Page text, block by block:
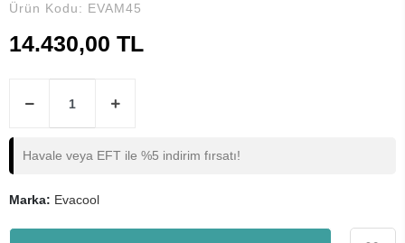
Ürün Kodu: EVAM45
14.430,00 TL
Havale veya EFT ile %5 indirim fırsatı!
Marka: Evacool